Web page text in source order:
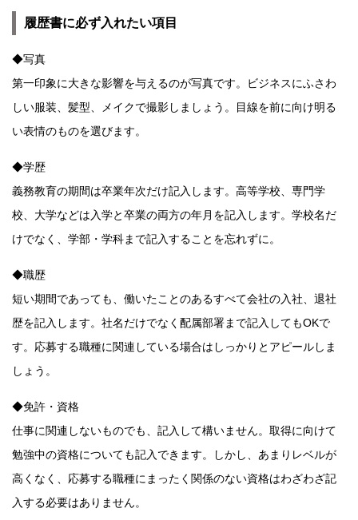
履歴書に必ず入れたい項目
◆写真
第一印象に大きな影響を与えるのが写真です。ビジネスにふさわ
しい服装、髪型、メイクで撮影しましょう。目線を前に向け明る
い表情のものを選びます。
◆学歴
義務教育の期間は卒業年次だけ記入します。高等学校、専門学
校、大学などは入学と卒業の両方の年月を記入します。学校名だ
けでなく、学部・学科まで記入することを忘れずに。
◆職歴
短い期間であっても、働いたことのあるすべて会社の入社、退社
歴を記入します。社名だけでなく配属部署まで記入してもOKで
す。応募する職種に関連している場合はしっかりとアピールしま
しょう。
◆免許・資格
仕事に関連しないものでも、記入して構いません。取得に向けて
勉強中の資格についても記入できます。しかし、あまりレベルが
高くなく、応募する職種にまったく関係のない資格はわざわざ記
入する必要はありません。